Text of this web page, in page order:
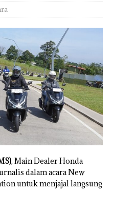
, Main Dealer Honda
dalam acara New
untuk menjajal langsung